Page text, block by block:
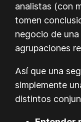
analistas (con
tomen
negocio de
agrupaciones
Así que una
simplemente
distintos